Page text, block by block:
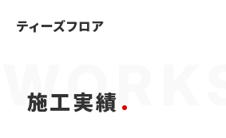
名古屋 フローリング
ティーズフロア
施工実績